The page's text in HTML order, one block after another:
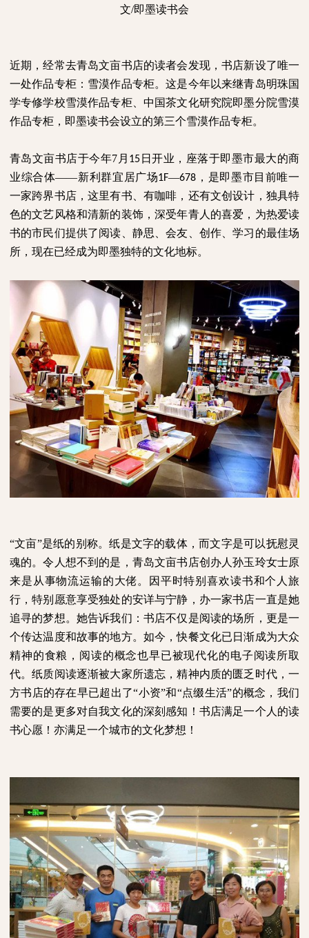
文/即墨读书会
近期，经常去青岛文亩书店的读者会发现，书店新设了唯一
一处作品专柜：雪漠作品专柜。这是今年以来继青岛明珠国
学专修学校雪漠作品专柜、中国茶文化研究院即墨分院雪漠
作品专柜，即墨读书会设立的第三个雪漠作品专柜。
青岛文亩书店于今年7 月 15 日开业，座落于即墨市最大的商
业综合体——新利群宜居广场1F—678 ，是即墨市目前唯一
一家跨界书店，这里有书、有咖啡，还有文创设计，独具特
色的文艺风格和清新的装饰，深受年青人的喜爱，为热爱读
书的市民们提供了阅读、静思、会友、创作、学习的最佳场
所，现在已经成为即墨独特的文化地标。
“文亩”是纸的别称。纸是文字的载体，而文字是可以抚慰灵
魂的。令人想不到的是，青岛文亩书店创办人孙玉玲女士原
来是从事物流运输的大佬。因平时特别喜欢读书和个人旅
行，特别愿意享受独处的安详与宁静，办一家书店一直是她
追寻的梦想。她告诉我们：书店不仅是阅读的场所，更是一
个传达温度和故事的地方。如今，快餐文化已日渐成为大众
精神的食粮，阅读的概念也早已被现代化的电子阅读所取
代。纸质阅读逐渐被大家所遗忘，精神内质的匮乏时代，一
方书店的存在早已超出了“小资”和“点缀生活”的概念，我们
需要的是更多对自我文化的深刻感知！书店满足一个人的读
书心愿！亦满足一个城市的文化梦想！